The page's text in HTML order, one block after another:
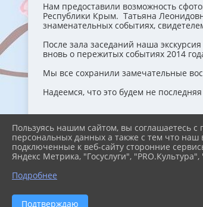
Нам предоставили возможность
Республики Крым. Татьяна
знаменательных событиях,
После зала заседаний наша
вновь о пережитых событиях 2014
Мы все сохранили замечательные
Надеемся, что это будем не
Пользуясь нашим сайтом, вы соглашаетесь с
персональных данных а также с тем что наш
подключенные к веб-сайту сторонние
Яндекс Метрика, "Госуслуги",
Подробнее
Подтверждаю